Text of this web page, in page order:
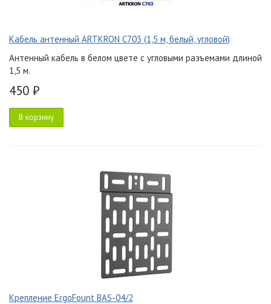
Кабель антенный ARTKRON C703 (1,5 м, белый, угловой)
Антенный кабель в белом цвете с угловыми разъемами длиной
1,5 м.
450 ₽
В корзину
Крепление ErgoFount BAS-04/2